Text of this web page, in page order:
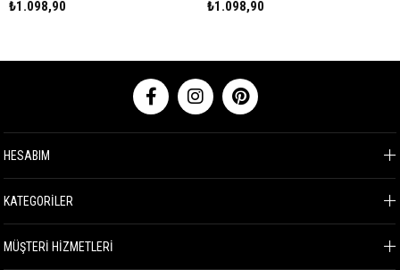
₺1.098,90 ₺1.098,90
HESABIM
KATEGORİLER
MÜŞTERİ HİZMETLERİ